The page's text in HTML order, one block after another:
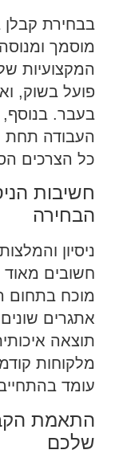
בבחירת קבלן
מוסמך
המקצועיות
פועל בשוק,
בעבר.
העבודה תחת
כל הצרכים
חשיבות
הבחירה
ניסיון
חשובים מאוד
מוכח בתחום
אתגרים
תוצאה
מלקוחות
עומד
התאמת
שלכם